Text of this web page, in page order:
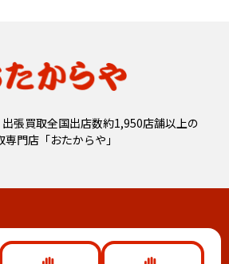
張買取全国出店数約1,950店舗以上の
専門店「おたからや」